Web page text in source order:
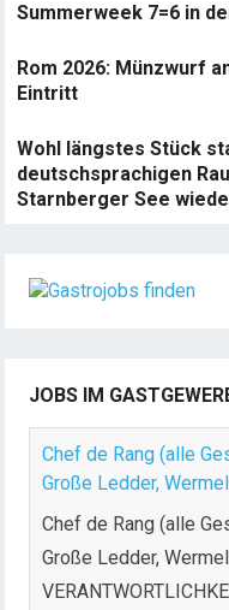
Summerweek 7=6 in
Rom 2026: Münzwurf
Eintritt
Wohl längstes Stück
deutschsprachigen
Starnberger See
JOBS IM
Chef de Rang (alle
Große Ledder,
Chef de Rang (alle
Große Ledder,